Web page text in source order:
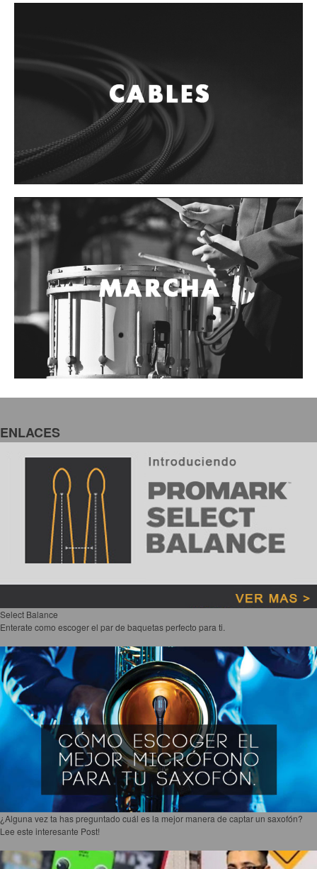
Guitarra Nylon
Otros instrumentos de arco
Otros instrumentos de Cuerdas
ENLACES
Select Balance
Enterate como escoger el par de baquetas perfecto para ti.
¿Alguna vez ta has preguntado cuál es la mejor manera de captar un saxofón?
Lee este interesante Post!